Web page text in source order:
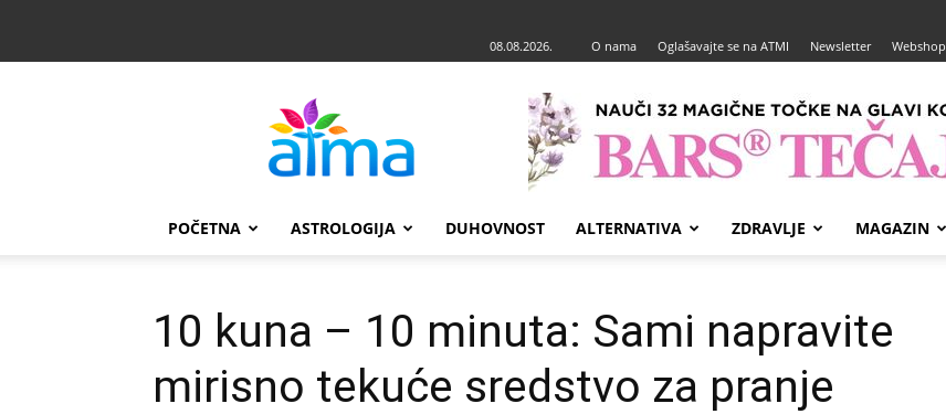
08.08.2026. O nama Oglašavajte se na ATMI Newsletter Webshop
POČETNA ASTROLOGIJA DUHOVNOST ALTERNATIVA ZDRAVLJE MAGAZIN
10 kuna – 10 minuta: Sami napravite
mirisno tekuće sredstvo za pranje